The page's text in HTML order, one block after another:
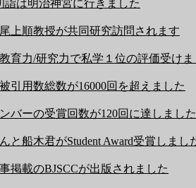
詣は明治神宮に行きました
上順教授が共同研究訪問されます
育力/研究力で私学１位の評価受け
引用数総数が16000回を超えました
バーの受賞回数が120回に達しました
と船木君がStudent Award受賞しまし
掲載のBJSCCが出版されました